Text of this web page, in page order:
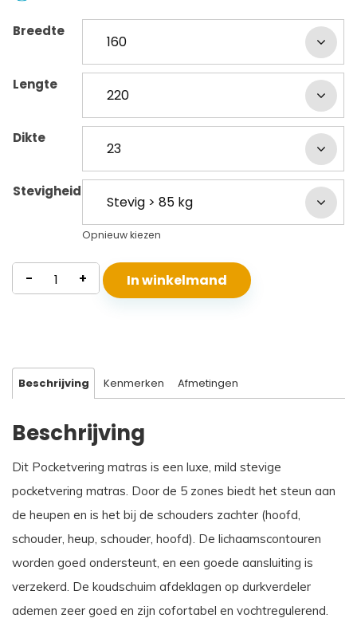
Breedte
Lengte
Dikte
Stevigheid
Opnieuw kiezen
Pocketvering
Matras
- + In winkelmand
Beschrijving Kenmerken Afmetingen
Beschrijving
Dit Pocketvering matras is een luxe, mild stevige
pocketvering matras. Door de 5 zones biedt het steun aan
de heupen en is het bij de schouders zachter (hoofd,
schouder, heup, schouder, hoofd). De lichaamscontouren
worden goed ondersteunt, en een goede aansluiting is
verzekerd. De koudschuim afdeklagen op durkverdeler
ademen zeer goed en zijn cofortabel en vochtregulerend.